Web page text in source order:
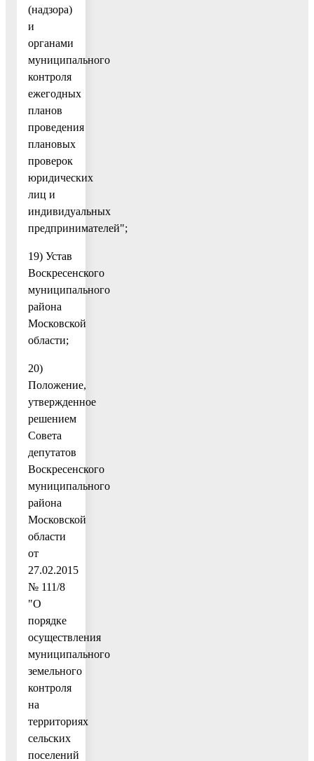
(надзора)
и
органами
муниципального
контроля
ежегодных
планов
проведения
плановых
проверок
юридических
лиц и
индивидуальных
предпринимателей";
19) Устав
Воскресенского
муниципального
района
Московской
области;
20)
Положение,
утвержденное
решением
Совета
депутатов
Воскресенского
муниципального
района
Московской
области
от
27.02.2015
№ 111/8
"О
порядке
осуществления
муниципального
земельного
контроля
на
территориях
сельских
поселений